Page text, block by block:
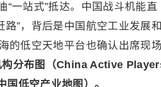
一站式”抵达。中国战斗机能直
”，背后是中国航空工业发展和
的低空天地平台也确认出席现场
构分布图（China Active
低空产业地图）。